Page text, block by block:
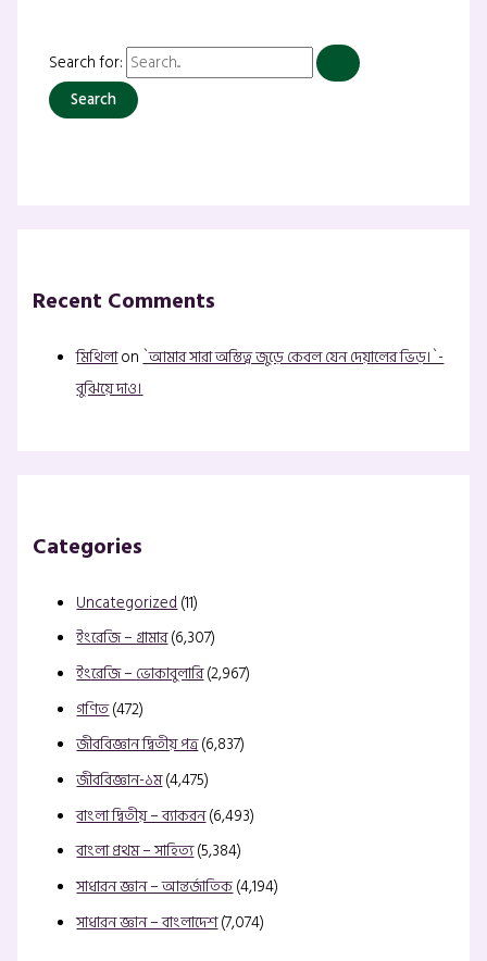
Search for:
Recent Comments
মিথিলাon`আমার সারা অস্তিত্ব জুড়ে কেবল যেন দেয়ালের ভিড়।`-
বুঝিয়ে দাও।
Categories
Uncategorized(11)
ইংরেজি – গ্রামার(6,307)
ইংরেজি – ভোকাবুলারি(2,967)
গণিত(472)
জীববিজ্ঞান দ্বিতীয় পত্র(6,837)
জীববিজ্ঞান-১ম(4,475)
বাংলা দ্বিতীয় – ব্যাকরন(6,493)
বাংলা প্রথম – সাহিত্য(5,384)
সাধারন জ্ঞান – আন্তর্জাতিক(4,194)
সাধারন জ্ঞান – বাংলাদেশ(7,074)